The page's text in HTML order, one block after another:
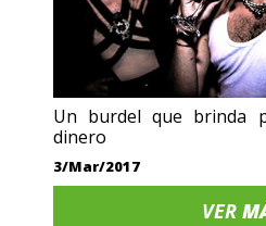
Un burdel que brinda
dinero
3/Mar/2017
VER